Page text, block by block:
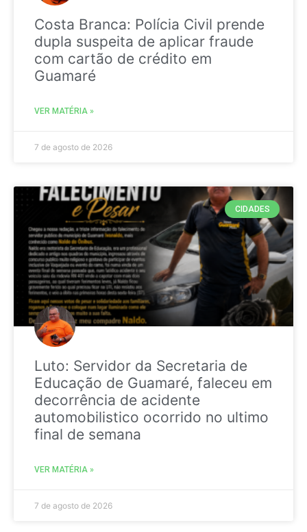
Costa Branca: Polícia Civil prende
dupla suspeita de aplicar fraude
com cartão de crédito em
Guamaré
VER MATÉRIA »
7 de agosto de 2026
CIDADES
Luto: Servidor da Secretaria de
Educação de Guamaré, faleceu em
decorrência de acidente
automobilistico ocorrido no ultimo
final de semana
VER MATÉRIA »
7 de agosto de 2026